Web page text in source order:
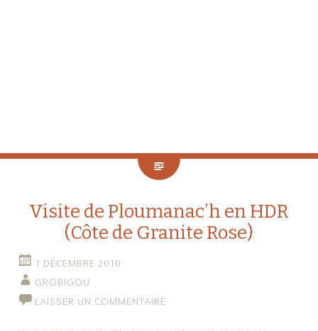
Visite de Ploumanac’h en HDR
(Côte de Granite Rose)
1 DÉCEMBRE 2010
GROBIGOU
LAISSER UN COMMENTAIRE